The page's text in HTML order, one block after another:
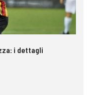
i dettagli